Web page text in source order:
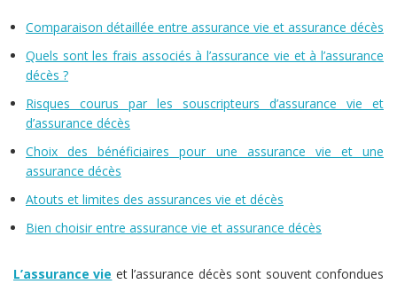
Comparaison détaillée entre assurance vie et assurance décès
Quels sont les frais associés à l’assurance vie et à l’assurance
décès ?
Risques courus par les souscripteurs d’assurance vie et
d’assurance décès
Choix des bénéficiaires pour une assurance vie et une
assurance décès
Atouts et limites des assurances vie et décès
Bien choisir entre assurance vie et assurance décès
L’assurance vie et l’assurance décès sont souvent confondues